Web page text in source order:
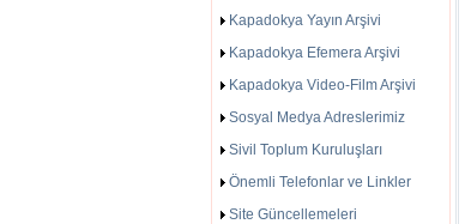
Kapadokya Yayın Arşivi
Kapadokya Efemera Arşivi
Kapadokya Video-Film Arşivi
Sosyal Medya Adreslerimiz
Sivil Toplum Kuruluşları
Önemli Telefonlar ve Linkler
Site Güncellemeleri